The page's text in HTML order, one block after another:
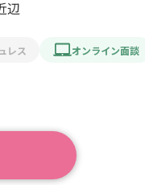
辺
レス オンライン面談